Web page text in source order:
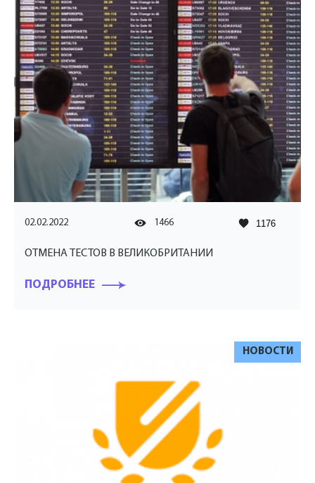
02.02.2022 1466 1176
ОТМЕНА ТЕСТОВ В ВЕЛИКОБРИТАНИИ
ПОДРОБНЕЕ
НОВОСТИ